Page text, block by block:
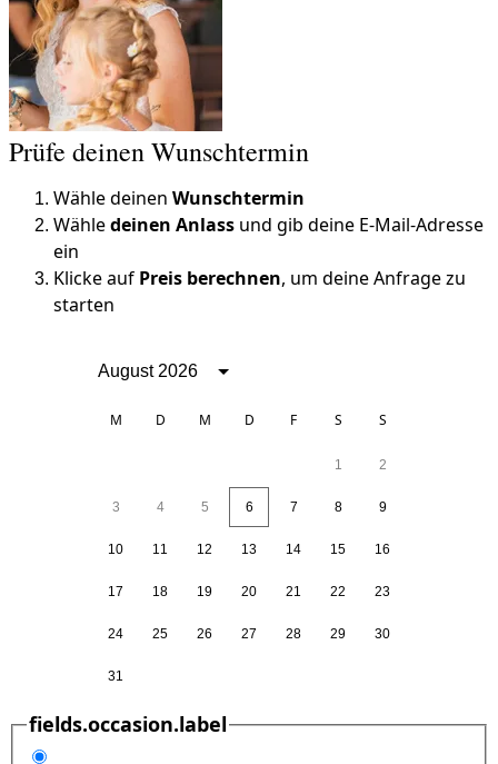
Prüfe deinen Wunschtermin
Wähle deinen Wunschtermin
Wähledeinen Anlass und gib deine E-Mail-Adresse
ein
Klicke auf Preis berechnen, um deine Anfrage zu
starten
August 2026
M D M D F S S
1 2
3 4 5 6 7 8 9
10 11 12 13 14 15 16
17 18 19 20 21 22 23
24 25 26 27 28 29 30
31
fields.occasion.label